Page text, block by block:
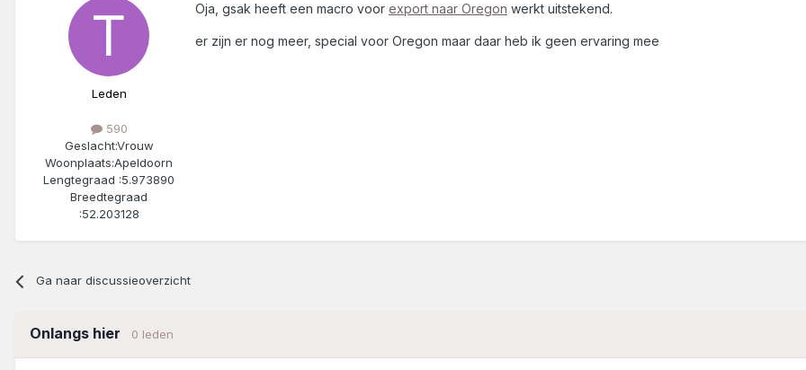
Leden
590
Geslacht:Vrouw
Woonplaats:Apeldoorn
Lengtegraad :5.973890
Breedtegraad
:52.203128
Oja, gsak heeft een macro voor export naar Oregon werkt uitstekend.
er zijn er nog meer, special voor Oregon maar daar heb ik geen ervaring mee
Ga naar discussieoverzicht
Onlangs hier 0 leden